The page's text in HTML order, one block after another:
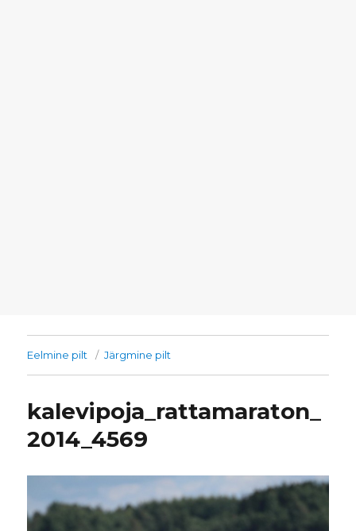
Eelmine pilt Järgmine pilt
kalevipoja_rattamaraton_
2014_4569